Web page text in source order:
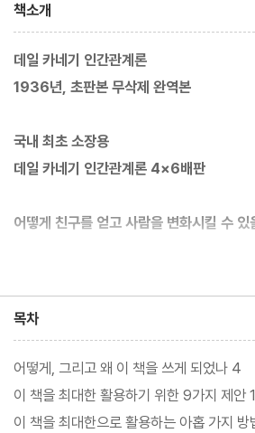
책소개
데일 카네기 인간관계론
1936년, 초판본 무삭제 완역본
국내 최초 소장용
데일 카네기 인간관계론 4×6배판
어떻게 친구를 얻고 사람을 변화시킬 수 있
데일 카네기는 세상에는 수많은 능력을 지
대한 능력이라고 말하였고, 그러한 자신의
진행하였다. 그리고 그 교육에서의 실천사
의 대표 저서인 ‘인간관계론How To
e People’을 저술한 것이다. 이 책 속에 수
목차
어떻게, 그리고 왜 이 책을 쓰게 되었나 4
이 책을 최대한 활용하기 위한 9가지 제안
이 책을 최대한으로 활용하는 아홉 가지 방